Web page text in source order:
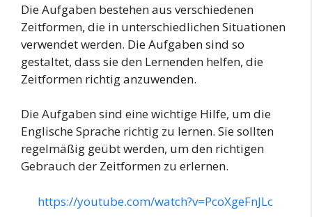
Die Aufgaben bestehen aus verschiedenen
Zeitformen, die in unterschiedlichen Situationen
verwendet werden. Die Aufgaben sind so
gestaltet, dass sie den Lernenden helfen, die
Zeitformen richtig anzuwenden.
Die Aufgaben sind eine wichtige Hilfe, um die
Englische Sprache richtig zu lernen. Sie sollten
regelmäßig geübt werden, um den richtigen
Gebrauch der Zeitformen zu erlernen.
https://youtube.com/watch?v=PcoXgeFnJLc